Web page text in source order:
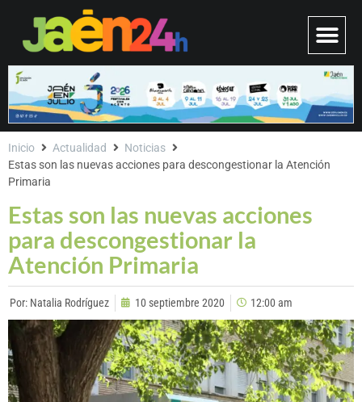
Estas son las nuevas acciones
para descongestionar la
Atención Primaria
Inicio Actualidad
Noticias
Estas son las nuevas acciones para descongestionar la Atención
Primaria
Por: Natalia Rodríguez 10 septiembre 2020 12:00 am